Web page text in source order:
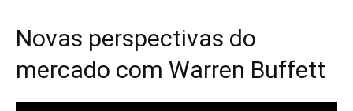
Novas perspectivas do
mercado com Warren Buffett